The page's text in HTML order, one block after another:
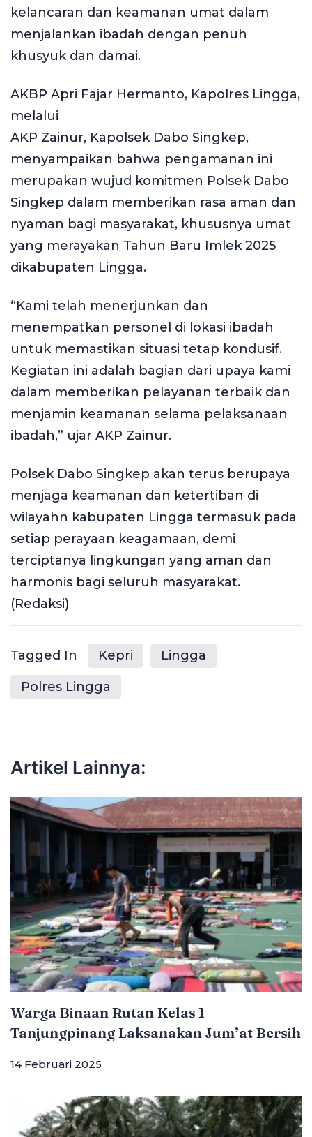
kelancaran dan keamanan umat dalam
menjalankan ibadah dengan penuh
khusyuk dan damai.
AKBP Apri Fajar Hermanto, Kapolres Lingga,
melalui
AKP Zainur, Kapolsek Dabo Singkep,
menyampaikan bahwa pengamanan ini
merupakan wujud komitmen Polsek Dabo
Singkep dalam memberikan rasa aman dan
nyaman bagi masyarakat, khususnya umat
yang merayakan Tahun Baru Imlek 2025
dikabupaten Lingga.
“Kami telah menerjunkan dan
menempatkan personel di lokasi ibadah
untuk memastikan situasi tetap kondusif.
Kegiatan ini adalah bagian dari upaya kami
dalam memberikan pelayanan terbaik dan
menjamin keamanan selama pelaksanaan
ibadah,” ujar AKP Zainur.
Polsek Dabo Singkep akan terus berupaya
menjaga keamanan dan ketertiban di
wilayahn kabupaten Lingga termasuk pada
setiap perayaan keagamaan, demi
terciptanya lingkungan yang aman dan
harmonis bagi seluruh masyarakat.
(Redaksi)
Tagged In Kepri Lingga
Polres Lingga
Artikel Lainnya:
Warga Binaan Rutan Kelas 1
Tanjungpinang Laksanakan Jum’at Bersih
14 Februari 2025